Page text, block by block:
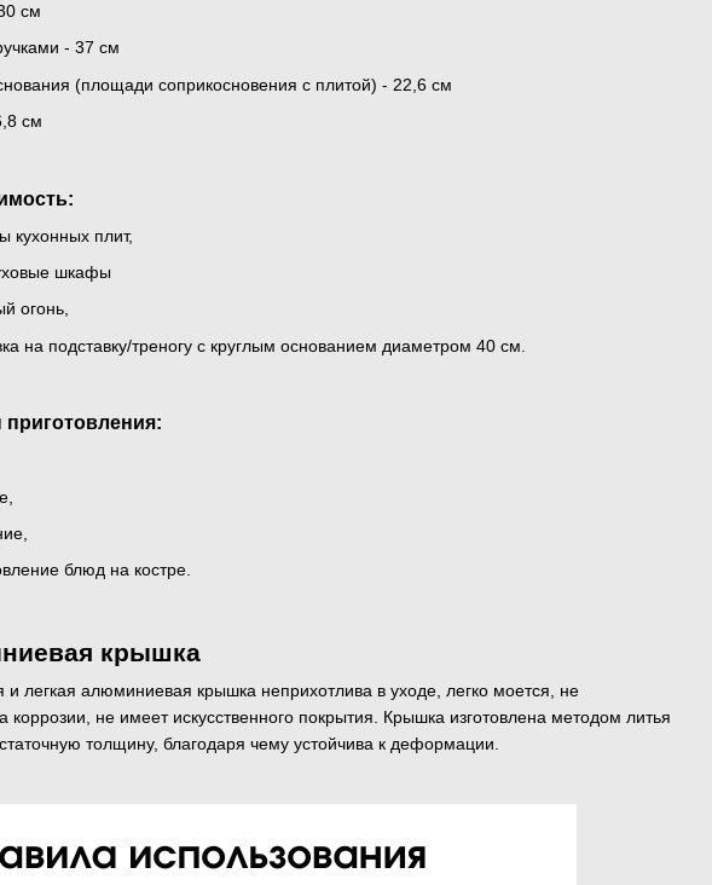
см
- 37 см
(площади соприкосновения с плитой) - 22,6 см
см
кухонных плит,
шкафы
огонь,
на подставку/треногу с круглым основанием диаметром 40 см.
блюд на костре.
крышка
и легкая алюминиевая крышка неприхотлива в уходе, легко моется, не
коррозии, не имеет искусственного покрытия. Крышка изготовлена методом литья
толщину, благодаря чему устойчива к деформации.